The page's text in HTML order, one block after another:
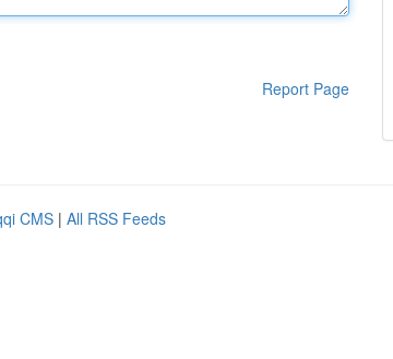
Report Page
CMS | All RSS Feeds